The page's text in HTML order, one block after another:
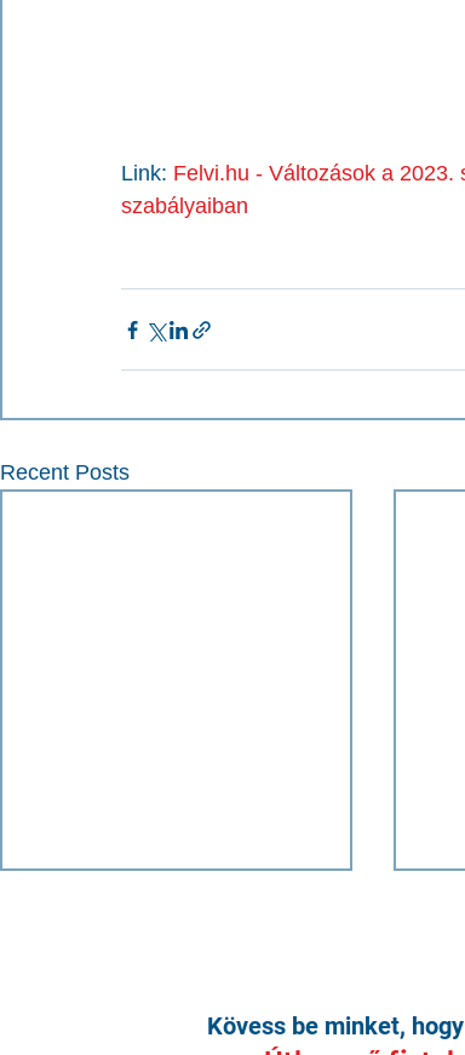
Link: Felvi.hu - Változások a
szabályaiban
Recent Posts
Kövess be minket,